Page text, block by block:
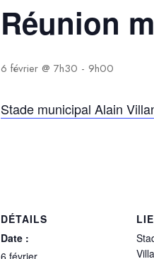
Réunion
6 février @ 7h30 - 9h00
Stade municipal Alain
DÉTAILS
Date :
6 février